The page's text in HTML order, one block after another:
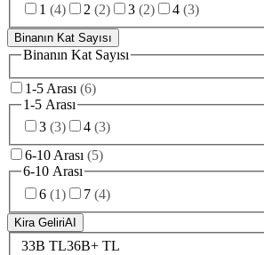
1 (4) 2 (2) 3 (2) 4 (3)
Binanın Kat Sayısı
Binanın Kat Sayısı
1-5 Arası (6)
1-5 Arası
3 (3) 4 (3)
6-10 Arası (5)
6-10 Arası
6 (1) 7 (4)
Kira GeliriAI
33B TL36B+ TL